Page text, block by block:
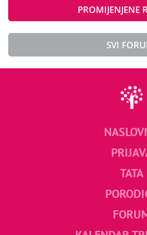
PROMIJENJENE
SVI
TATA